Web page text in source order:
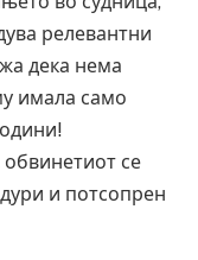
релевантни
дека нема
имала само
обвинетиот се
и потсопрен